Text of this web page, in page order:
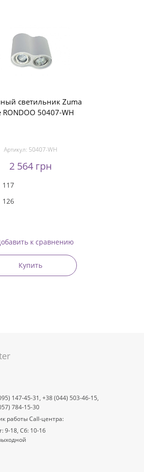
светильник Zuma
RONDOO 50407-WH
Артикул: 50407-WH
2 564 грн
117
126
к сравнению
Купить
147-45-31, +38 (044) 503-46-15,
784-15-30
работы Call-центра:
9-18, Сб: 10-16